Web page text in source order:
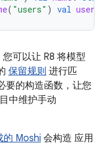
( "users" ) val users
可以让 R8 将模型
保留规则 进行匹
要的构造函数，让您
中维护手动
的 Moshi 会构造 应用